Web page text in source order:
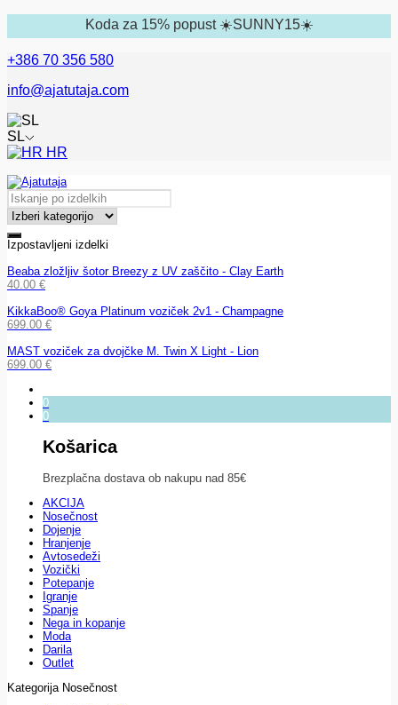
Koda za 15% popust ☀️SUNNY15☀️
+386 70 356 580
info@ajatutaja.com
SL
HR
Izpostavljeni izdelki
Beaba zložljiv šotor Breezy z UV zaščito - Clay Earth
40.00 €
KikkaBoo® Goya Platinum voziček 2v1 - Champagne
699.00 €
MAST voziček za dvojčke M. Twin X Light - Lion
699.00 €
0
0
Košarica
Brezplačna dostava ob nakupu nad 85€
AKCIJA
Nosečnost
Dojenje
Hranjenje
Avtosedeži
Vozički
Potepanje
Igranje
Spanje
Nega in kopanje
Moda
Darila
Outlet
Kategorija Nosečnost